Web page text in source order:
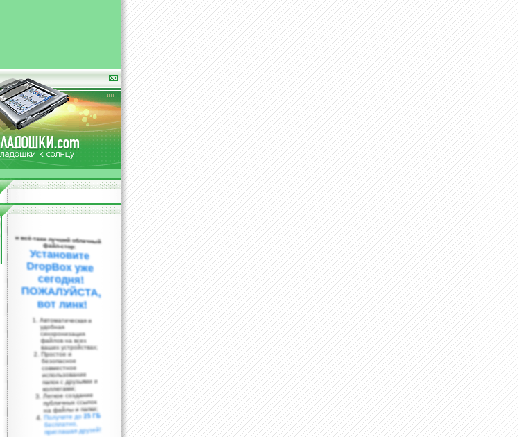
и всё-таки лучший облачный
файл-стор:
Установите
DropBox уже
сегодня!
ПОЖАЛУЙСТА,
вот линк!
Автоматическая и
удобная
синхронизация
файлов на всех
ваших устройствах;
Простое и
безопасное
совместное
использование
папок с друзьями и
коллегами;
Легкое создание
публичных ссылок
на файлы и папки;
Получите до25 ГБ
бесплатно,
приглашая друзей!